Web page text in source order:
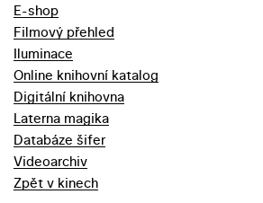
E-shop
Filmový přehled
Iluminace
Online knihovní katalog
Digitální knihovna
Laterna magika
Databáze šifer
Videoarchiv
Zpět v kinech